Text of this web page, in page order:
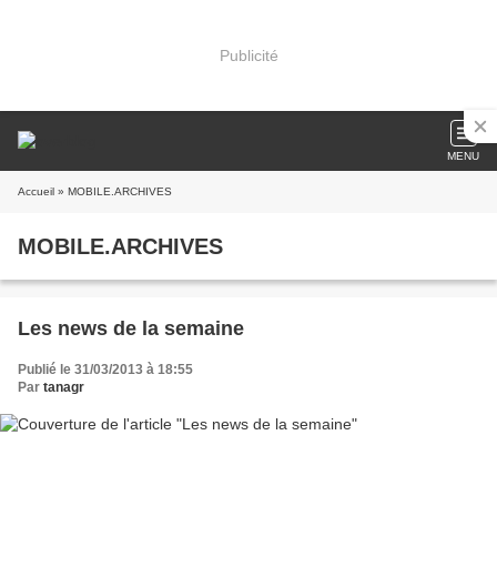
Publicité
MENU
Accueil » MOBILE.ARCHIVES
MOBILE.ARCHIVES
Les news de la semaine
Publié le 31/03/2013 à 18:55
Par tanagr